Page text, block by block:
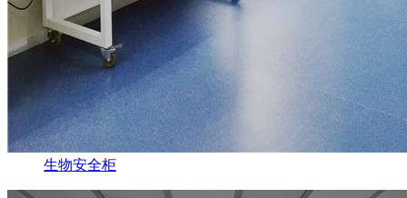
生物安全柜